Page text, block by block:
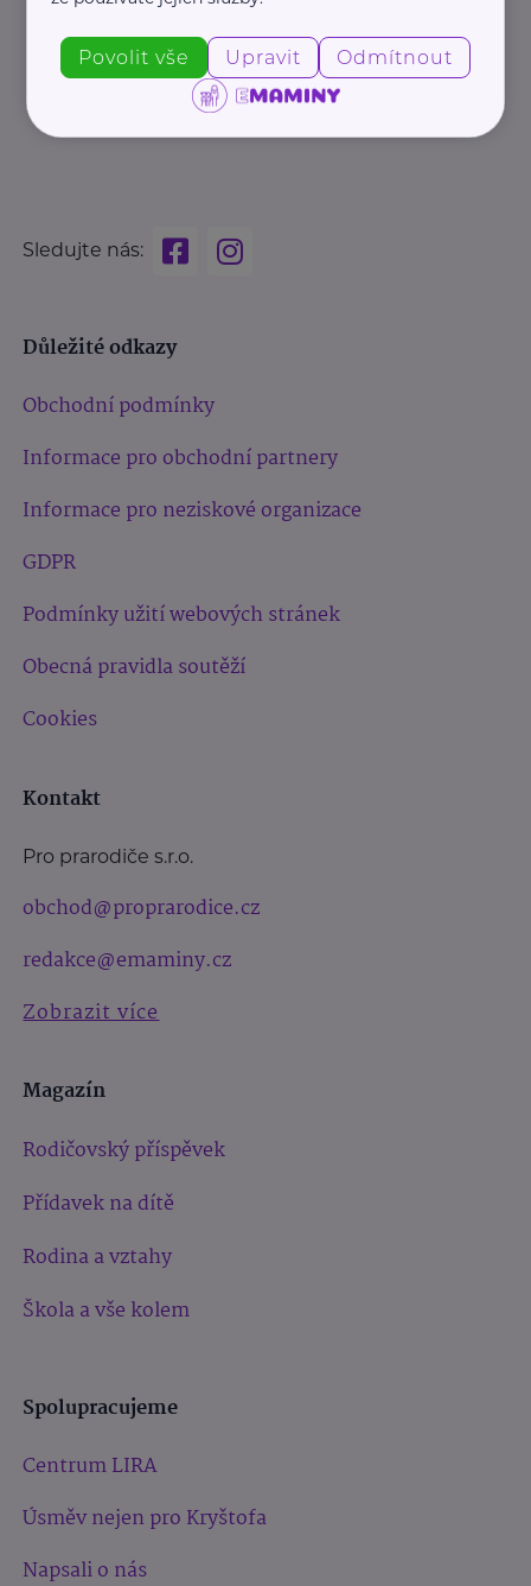
Sledujte nás:
Důležité odkazy
Obchodní podmínky
Informace pro obchodní partnery
Informace pro neziskové organizace
GDPR
Podmínky užití webových stránek
Obecná pravidla soutěží
Cookies
Kontakt
Pro prarodiče s.r.o.
obchod@proprarodice.cz
redakce@emaminy.cz
Zobrazit více
Magazín
Rodičovský příspěvek
Přídavek na dítě
Rodina a vztahy
Škola a vše kolem
Spolupracujeme
Centrum LIRA
Úsměv nejen pro Kryštofa
Napsali o nás
Povolit vše Upravit Odmítnout